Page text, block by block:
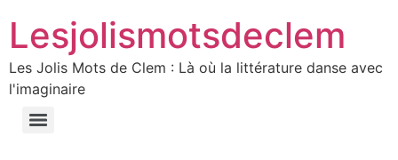
Lesjolismotsdeclem
Les Jolis Mots de Clem : Là où la littérature danse avec
l'imaginaire